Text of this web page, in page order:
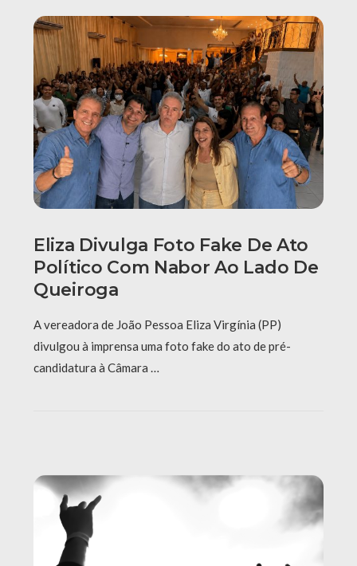
Eliza Divulga Foto Fake De Ato
Político Com Nabor Ao Lado De
Queiroga
A vereadora de João Pessoa Eliza Virgínia (PP)
divulgou à imprensa uma foto fake do ato de pré-
candidatura à Câmara …